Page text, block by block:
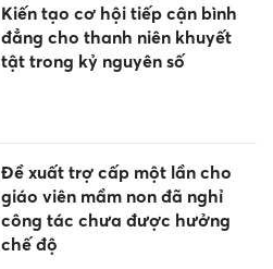
Kiến tạo cơ hội tiếp cận bình
đẳng cho thanh niên khuyết
tật trong kỷ nguyên số
Đề xuất trợ cấp một lần cho
giáo viên mầm non đã nghỉ
công tác chưa được hưởng
chế độ